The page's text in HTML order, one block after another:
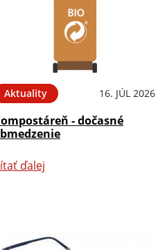
Aktuality 16. JÚL 2026
- dočasné
ďalej